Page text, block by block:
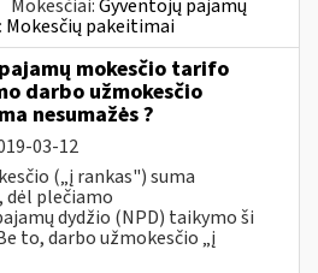
Mokesčiai:Gyventojų pajamų
Mokesčių pakeitimai
mokesčio tarifo
darbo užmokesčio
nesumažės ?
03-12
(„į rankas") suma
dėl plečiamo
dydžio (NPD) taikymo ši
to, darbo užmokesčio „į